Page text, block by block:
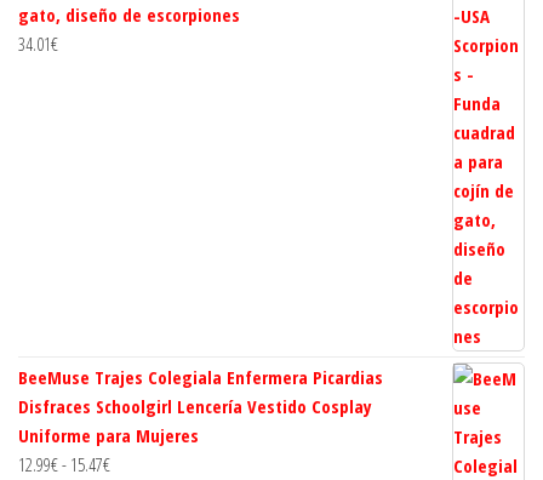
gato, diseño de escorpiones
34.01€
BeeMuse Trajes Colegiala Enfermera Picardias
Disfraces Schoolgirl Lencería Vestido Cosplay
Uniforme para Mujeres
12.99€- 15.47€Rango